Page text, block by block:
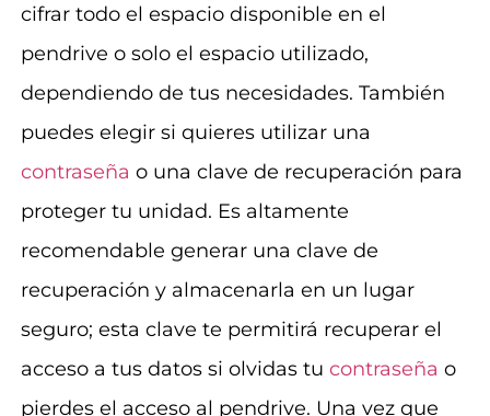
cifrar todo el espacio disponible en el
pendrive o solo el espacio utilizado,
dependiendo de tus necesidades. También
puedes elegir si quieres utilizar una
contraseña o una clave de recuperación para
proteger tu unidad. Es altamente
recomendable generar una clave de
recuperación y almacenarla en un lugar
seguro; esta clave te permitirá recuperar el
acceso a tus datos si olvidas tu contraseña o
pierdes el acceso al pendrive. Una vez que